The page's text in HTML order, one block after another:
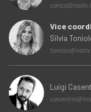
Vice
Silvia
Luigi